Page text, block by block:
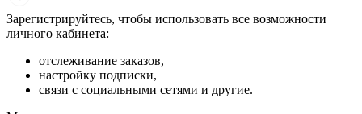
Зарегистрируйтесь, чтобы использовать все возможности
личного кабинета:
отслеживание заказов,
настройку подписки,
связи с социальными сетями и другие.